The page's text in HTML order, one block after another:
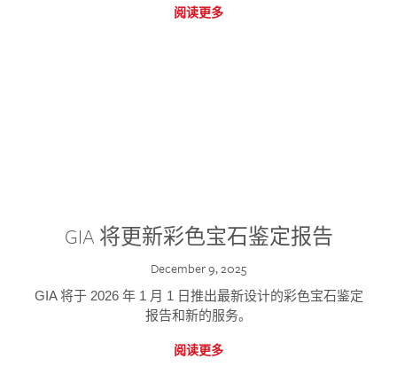
阅读更多
GIA 将更新彩色宝石鉴定报告
December 9, 2025
GIA 将于 2026 年 1 月 1 日推出最新设计的彩色宝石鉴定
报告和新的服务。
阅读更多